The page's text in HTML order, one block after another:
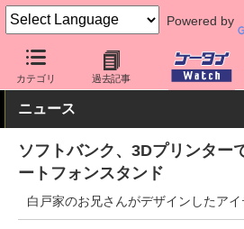
Powered by
カテゴリ 過去記事
ケータイ Watch 周辺機器/アクセサリー
ニュース
ソフトバンク、3Dプリンター
ートフォンスタンド
白戸家のお兄さんがデザインしたア